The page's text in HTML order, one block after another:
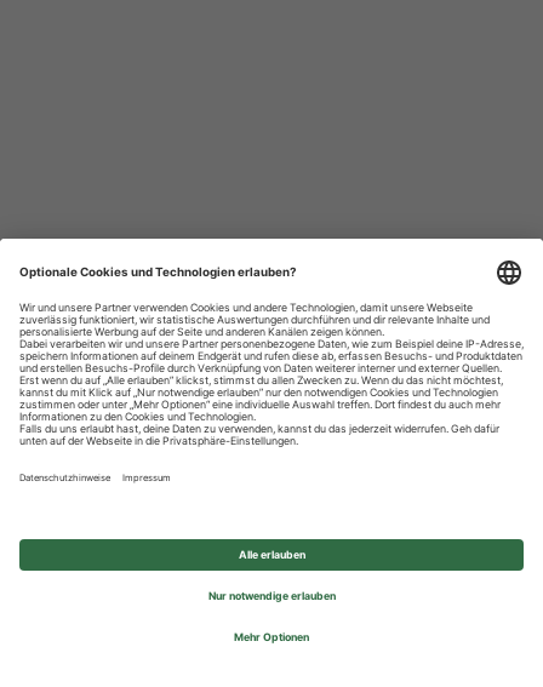
Datenschutzhinweise
Impressum
Privatsphäre-Einstellungen
© 2026 REWE Group - All rights reserved